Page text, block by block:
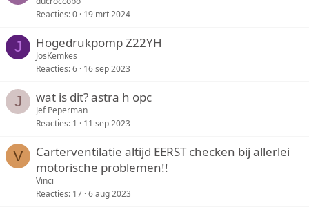
Reacties 0 19 mrt 2024
J Hogedrukpomp Z22YH
JosKemkes
Reacties 6 16 sep 2023
J wat is dit? astra h opc
Jef Peperman
Reacties 1 11 sep 2023
V
Carterventilatie altijd EERST checken bij allerlei
motorische problemen!!
Vinci
Reacties 17 6 aug 2023